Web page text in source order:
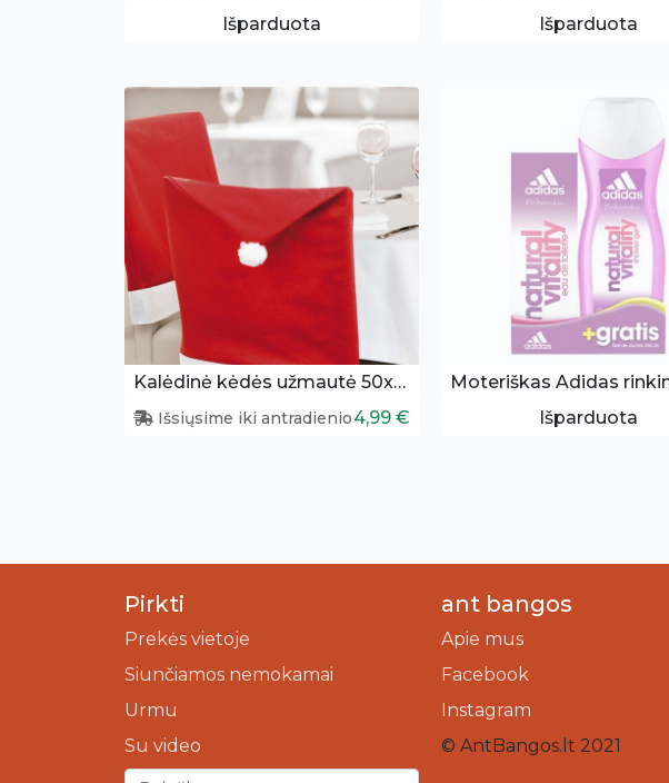
Išparduota
Išparduota
Kalėdinė kėdės užmautė 50x62cm
Išsiųsime iki antradienio4,99 €
Išparduota
Pirkti
Prekės vietoje
Siunčiamos nemokamai
Urmu
Su video
ant bangos
Apie mus
Facebook
Instagram
© AntBangos.lt 2021